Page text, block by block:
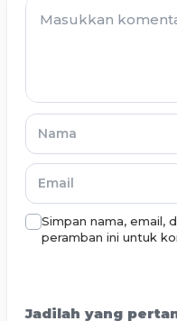
Simpan nama, email,
peramban ini untuk
Jadilah yang